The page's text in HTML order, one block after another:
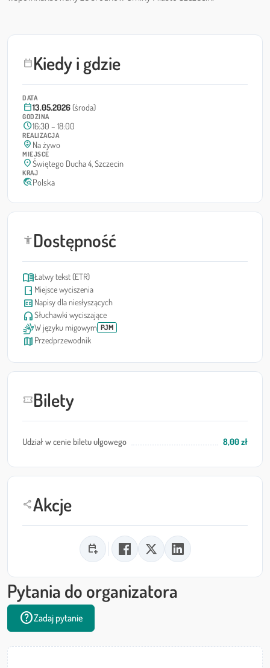
calendar_todayKiedy i gdzie
DATA
calendar_today13.05.2026 (środa)
GODZINA
schedule16:30 – 18:00
REALIZACJA
person_pin_circle Na żywo
MIEJSCE
location_onŚwiętego Ducha 4, Szczecin
KRAJ
travel_explorePolska
accessibility_newDostępność
menu_bookŁatwy tekst (ETR)
sensor_door Miejsce wyciszenia
closed_caption Napisy dla niesłyszących
headphonesSłuchawki wyciszające
sign_languageW języku migowym PJM
map Przedprzewodnik
confirmation_numberBilety
Udział w cenie biletu ulgowego 8,00 zł
shareAkcje
calendar_add_on
Pytania do organizatora
helpZadaj pytanie